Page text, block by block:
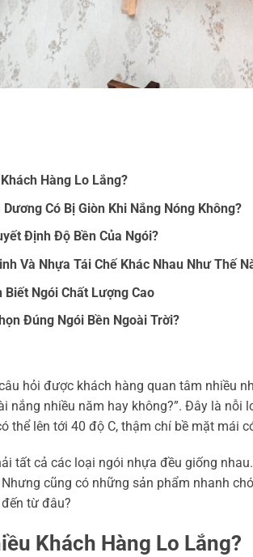
Hàng Lo Lắng?
Có Bị Giòn Khi Nắng Nóng Không?
Định Độ Bền Của Ngói?
Và Nhựa Tái Chế Khác Nhau Như Thế
Biết Ngói Chất Lượng Cao
Đúng Ngói Bền Ngoài Trời?
hỏi được khách hàng quan tâm nhiều
nắng nhiều năm hay không?”. Đây là nỗi
thể lên tới 40 độ C, thậm chí bề mặt mái
tất cả các loại ngói nhựa đều giống
cũng có những sản phẩm nhanh
từ đâu?
Khách Hàng Lo Lắng?